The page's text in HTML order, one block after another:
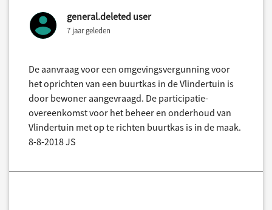
general.deleted user
7 jaar geleden
De aanvraag voor een omgevingsvergunning voor
het oprichten van een buurtkas in de Vlindertuin is
door bewoner aangevraagd. De participatie-
overeenkomst voor het beheer en onderhoud van
Vlindertuin met op te richten buurtkas is in de maak.
8-8-2018 JS